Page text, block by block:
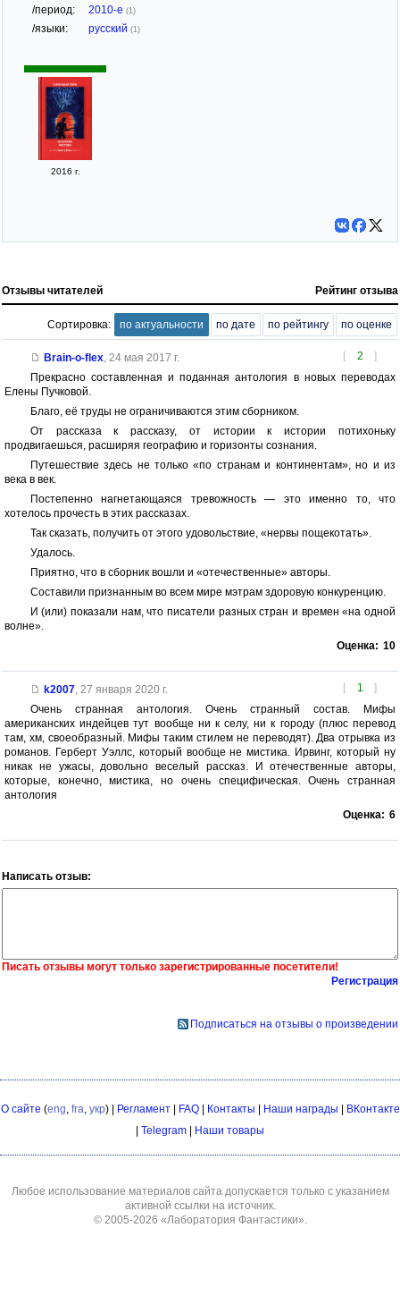
/период: 2010-е (1)
/языки: русский (1)
2016 г.
Отзывы читателей Рейтинг отзыва
Сортировка: по актуальности по дате по рейтингу по оценке
[ 2 ]
Brain-o-flex, 24 мая 2017 г.
Прекрасно составленная и поданная антология в новых переводах
Елены Пучковой.
Благо, её труды не ограничиваются этим сборником.
От рассказа к рассказу, от истории к истории потихоньку
продвигаешься, расширяя географию и горизонты сознания.
Путешествие здесь не только «по странам и континентам», но и из
века в век.
Постепенно нагнетающаяся тревожность — это именно то, что
хотелось прочесть в этих рассказах.
Так сказать, получить от этого удовольствие, «нервы пощекотать».
Удалось.
Приятно, что в сборник вошли и «отечественные» авторы.
Составили признанным во всем мире мэтрам здоровую конкуренцию.
И (или) показали нам, что писатели разных стран и времен «на одной
волне».
Оценка: 10
[ 1 ]
k2007, 27 января 2020 г.
Очень странная антология. Очень странный состав. Мифы
американских индейцев тут вообще ни к селу, ни к городу (плюс перевод
там, хм, своеобразный. Мифы таким стилем не переводят). Два отрывка из
романов. Герберт Уэллс, который вообще не мистика. Ирвинг, который ну
никак не ужасы, довольно веселый рассказ. И отечественные авторы,
которые, конечно, мистика, но очень специфическая. Очень странная
антология
Оценка: 6
Написать отзыв:
Писать отзывы могут только зарегистрированные посетители!
Регистрация
Подписаться на отзывы о произведении
О сайте (eng fra укр) | Регламент| FAQ| Контакты | Наши награды | ВКонтакте
| Telegram | Наши товары
Любое использование материалов сайта допускается только с указанием
активной ссылки на источник.
© 2005-2026 «Лаборатория Фантастики»